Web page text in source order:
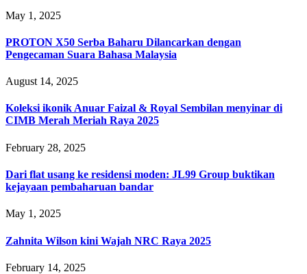
May 1, 2025
PROTON X50 Serba Baharu Dilancarkan dengan
Pengecaman Suara Bahasa Malaysia
August 14, 2025
Koleksi ikonik Anuar Faizal & Royal Sembilan menyinar di
CIMB Merah Meriah Raya 2025
February 28, 2025
Dari flat usang ke residensi moden: JL99 Group buktikan
kejayaan pembaharuan bandar
May 1, 2025
Zahnita Wilson kini Wajah NRC Raya 2025
February 14, 2025